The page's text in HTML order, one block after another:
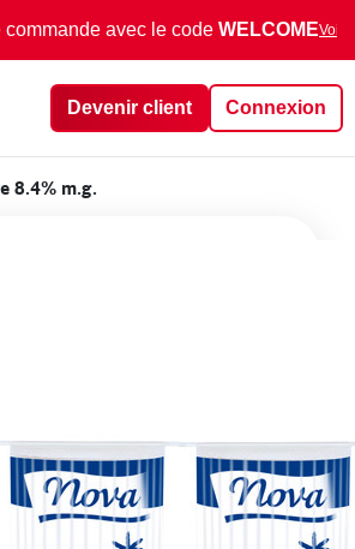
commande avec le code WELCOMEVoir
Devenir client Connexion
8.4% m.g.